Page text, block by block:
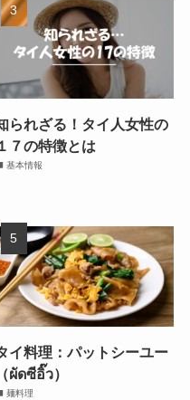
られざる！タイ人女性の
７の特徴とは
基本情報
イ料理：パットシーユー
（ผัดซีอิ๊ว）
麺料理